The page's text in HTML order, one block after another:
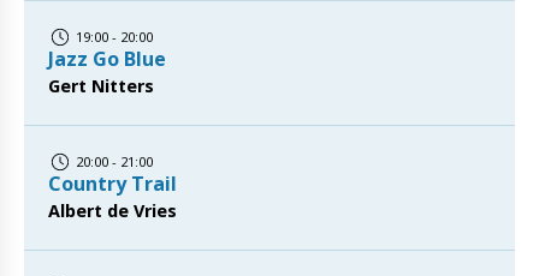
19:00 - 20:00
Jazz Go Blue
Gert Nitters
20:00 - 21:00
Country Trail
Albert de Vries